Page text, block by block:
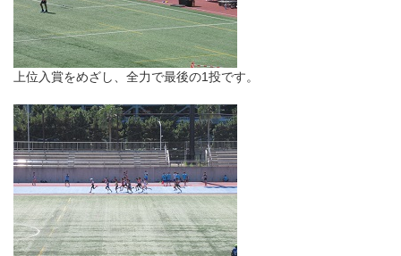
上位入賞をめざし、全力で最後の1投です。